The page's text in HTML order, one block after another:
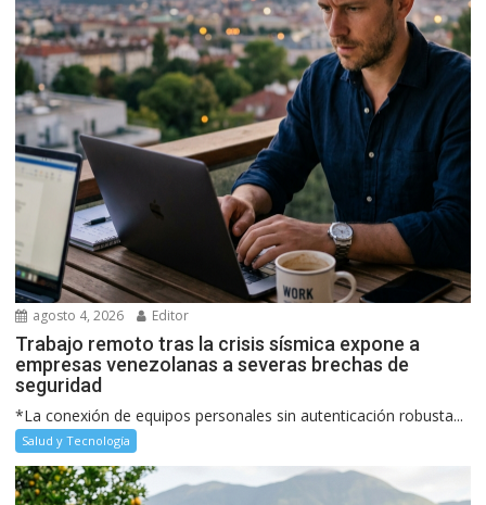
agosto 4, 2026 Editor
Trabajo remoto tras la crisis sísmica expone a
empresas venezolanas a severas brechas de
seguridad
*La conexión de equipos personales sin autenticación robusta...
Salud y Tecnología